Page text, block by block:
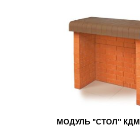
МОДУЛЬ "СТОЛ" КДМ